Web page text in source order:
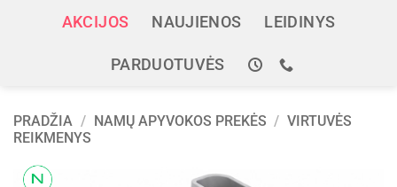
AKCIJOS NAUJIENOS LEIDINYS
PARDUOTUVĖS
PRADŽIA / NAMŲ APYVOKOS PREKĖS / VIRTUVĖS
REIKMENYS